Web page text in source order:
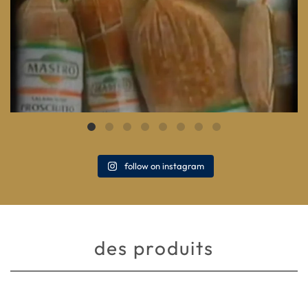
follow on instagram
des produits